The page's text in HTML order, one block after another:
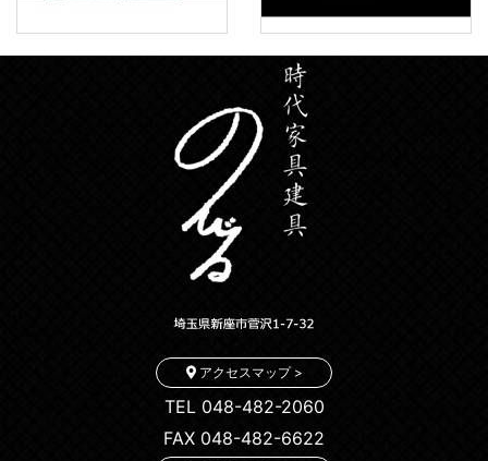
アクセスマップ >
TEL 048-482-2060
FAX 048-482-6622